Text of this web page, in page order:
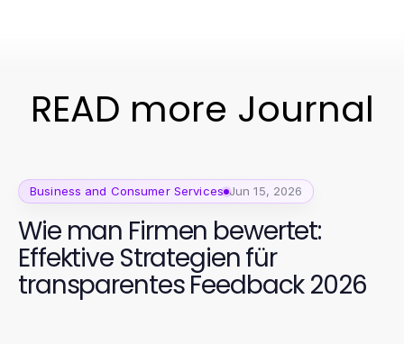
READ more Journal
Business and Consumer Services Jun 15, 2026
Wie man Firmen bewertet:
Effektive Strategien für
transparentes Feedback 2026